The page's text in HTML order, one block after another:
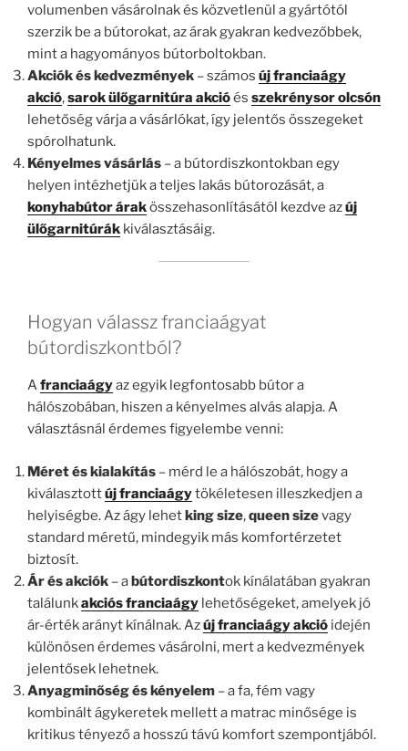
volumenben vásárolnak és közvetlenül a gyártótól
szerzik be a bútorokat, az árak gyakran kedvezőbbek,
mint a hagyományos bútorboltokban.
Akciók és kedvezmények – számos új franciaágy
akció,sarok ülőgarnitúra akcióés szekrénysor olcsón
lehetőség várja a vásárlókat, így jelentős összegeket
spórolhatunk.
Kényelmes vásárlás – a bútordiszkontokban egy
helyen intézhetjük a teljes lakás bútorozását, a
konyhabútor árakösszehasonlításától kezdve azúj
ülőgarnitúrák kiválasztásáig.
Hogyan válassz franciaágyat
bútordiszkontból?
Afranciaágyaz egyik legfontosabb bútor a
hálószobában, hiszen a kényelmes alvás alapja. A
választásnál érdemes figyelembe venni:
Méret és kialakítás – mérd le a hálószobát, hogy a
kiválasztottúj franciaágytökéletesen illeszkedjen a
helyiségbe. Az ágy lehetking size,queen sizevagy
standard méretű, mindegyik más komfortérzetet
biztosít.
Ár és akciók – abútordiszkontok kínálatában gyakran
találunkakciós franciaágy lehetőségeket, amelyek jó
ár-érték arányt kínálnak. Azúj franciaágy akció idején
különösen érdemes vásárolni, mert a kedvezmények
jelentősek lehetnek.
Anyagminőség és kényelem – a fa, fém vagy
kombinált ágykeretek mellett a matrac minősége is
kritikus tényező a hosszú távú komfort szempontjából.